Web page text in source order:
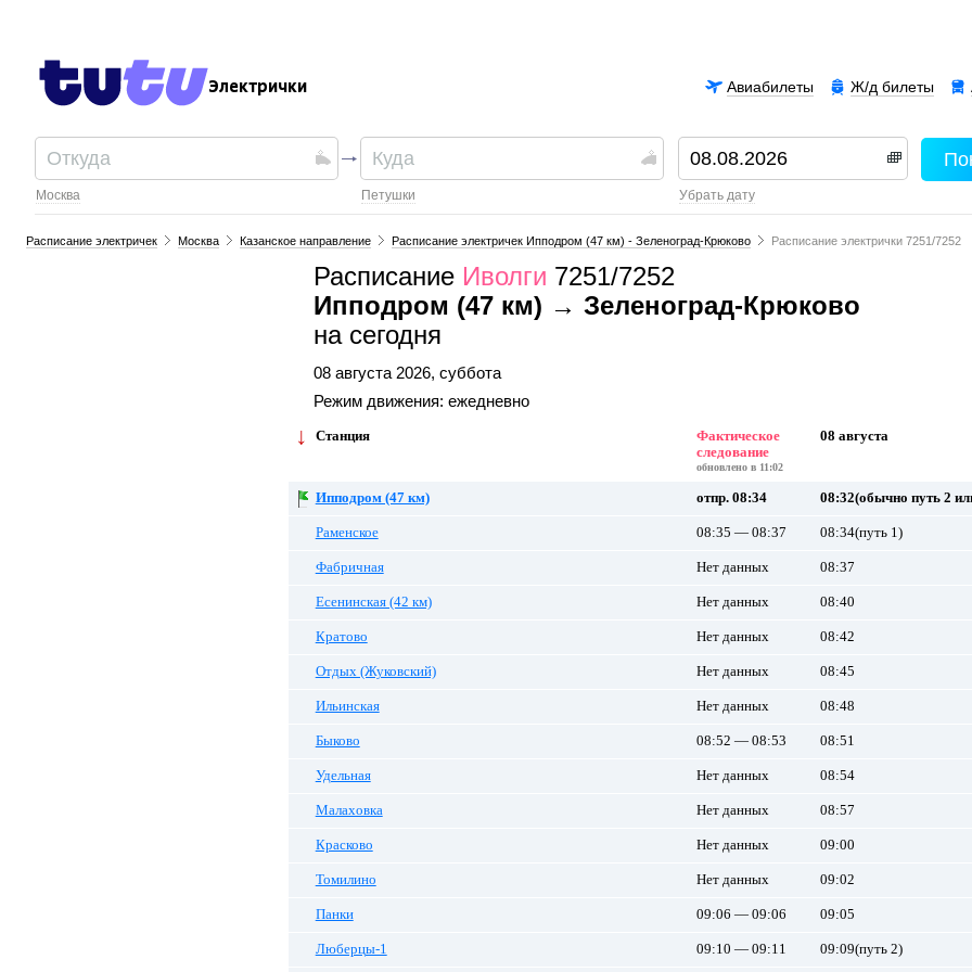
Электрички Ж/д билеты
Авиабилеты
Москва Петушки убрать дату
Расписание электричек Москва Казанское направление Расписание электричек Ипподром (47 км) - Зеленоград-Крюково Расписание электрички 7251/7252
Расписание Иволги 7251/7252
Ипподром (47 км) → Зеленоград-Крюково
на сегодня
08 августа 2026, суббота
Режим движения: ежедневно
Станция
Фактическое
следование
обновлено в 11:02
08 августа
Ипподром (47 км) отпр. 08:34 08:32(обычно путь 2
Раменское 08:35 — 08:37 08:34(путь 1)
Фабричная Нет данных 08:37
Есенинская (42 км) Нет данных 08:40
Кратово Нет данных 08:42
Отдых (Жуковский) Нет данных 08:45
Ильинская Нет данных 08:48
Быково 08:52 — 08:53 08:51
Удельная Нет данных 08:54
Малаховка Нет данных 08:57
Красково Нет данных 09:00
Томилино Нет данных 09:02
Панки 09:06 — 09:06 09:05
Люберцы-1 09:10 — 09:11 09:09(путь 2)